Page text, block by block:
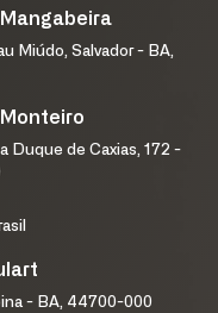
Miúdo, Salvador - BA,
Duque de Caxias, 172 -
- BA, 44700-000